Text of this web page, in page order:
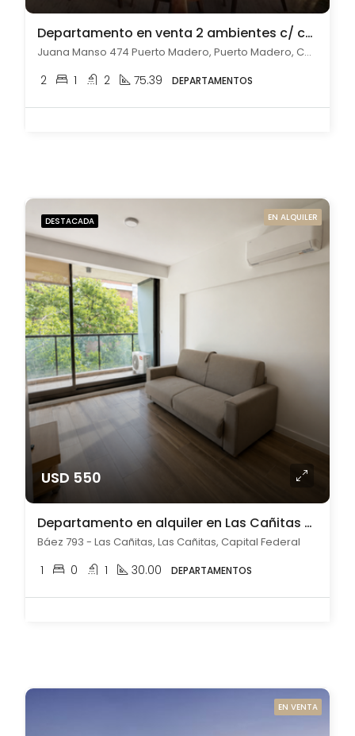
Departamento en venta 2 ambientes c/ cochera en Puerto Madero
Juana Manso 474 Puerto Madero, Puerto Madero, Capital Federal
2 1 2 75.39 DEPARTAMENTOS
DESTACADA EN ALQUILER
USD 550
Departamento en alquiler en Las Cañitas amoblado
Báez 793 - Las Cañitas, Las Cañitas, Capital Federal
1 0 1 30.00 DEPARTAMENTOS
EN VENTA